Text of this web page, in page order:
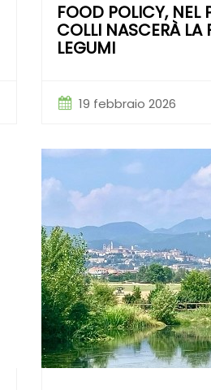
FOOD POLICY, NEL
COLLI NASCERÀ LA
LEGUMI
19 febbraio 2026